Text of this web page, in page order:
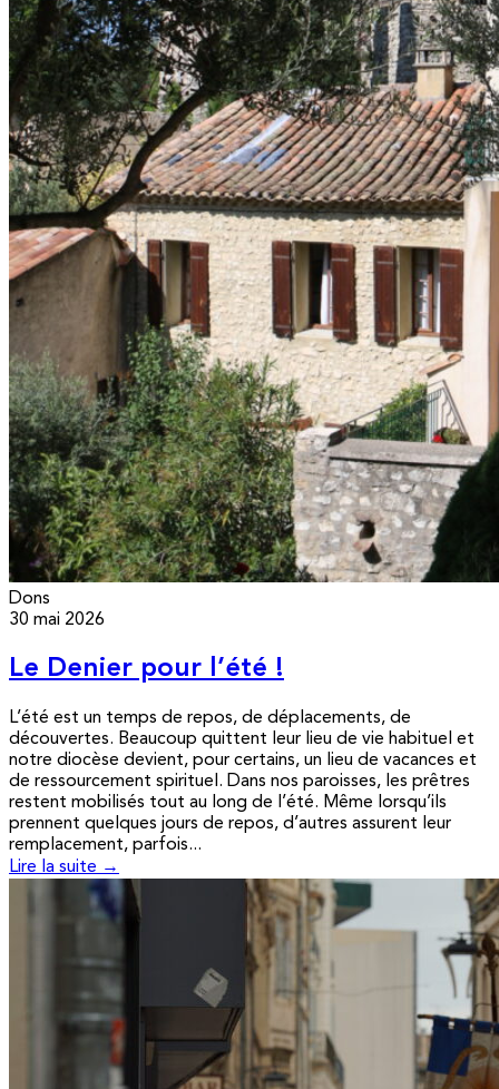
Dons
30 mai 2026
Le Denier pour l’été !
L’été est un temps de repos, de déplacements, de
découvertes. Beaucoup quittent leur lieu de vie habituel et
notre diocèse devient, pour certains, un lieu de vacances et
de ressourcement spirituel. Dans nos paroisses, les prêtres
restent mobilisés tout au long de l’été. Même lorsqu’ils
prennent quelques jours de repos, d’autres assurent leur
remplacement, parfois...
Lire la suite →